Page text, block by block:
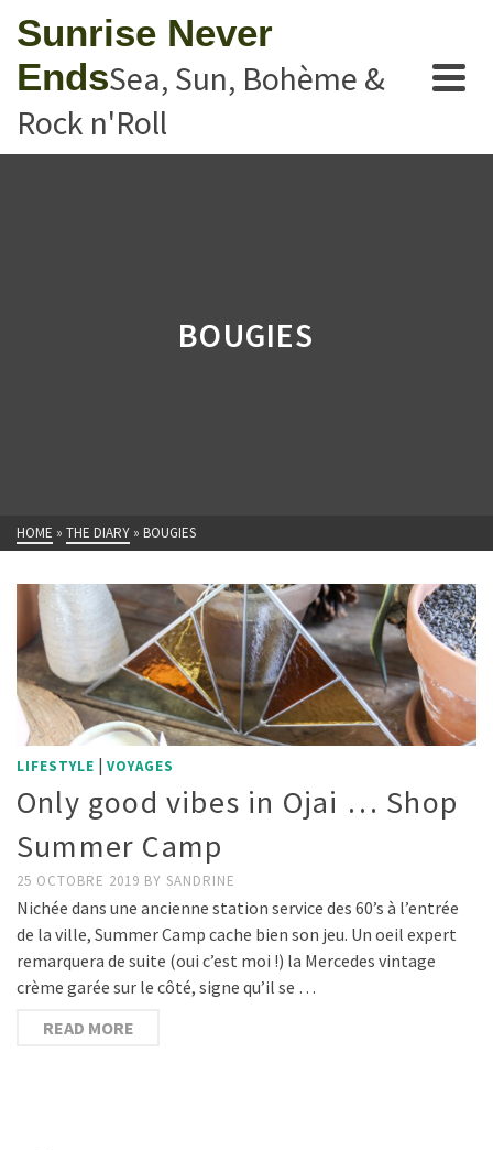
Sunrise Never
EndsSea, Sun, Bohème &
Rock n'Roll
BOUGIES
HOME » THE DIARY » BOUGIES
LIFESTYLE | VOYAGES
Only good vibes in Ojai … Shop
Summer Camp
25 OCTOBRE 2019 BY SANDRINE
Nichée dans une ancienne station service des 60’s à l’entrée
de la ville, Summer Camp cache bien son jeu. Un oeil expert
remarquera de suite (oui c’est moi !) la Mercedes vintage
crème garée sur le côté, signe qu’il se …
READ MORE